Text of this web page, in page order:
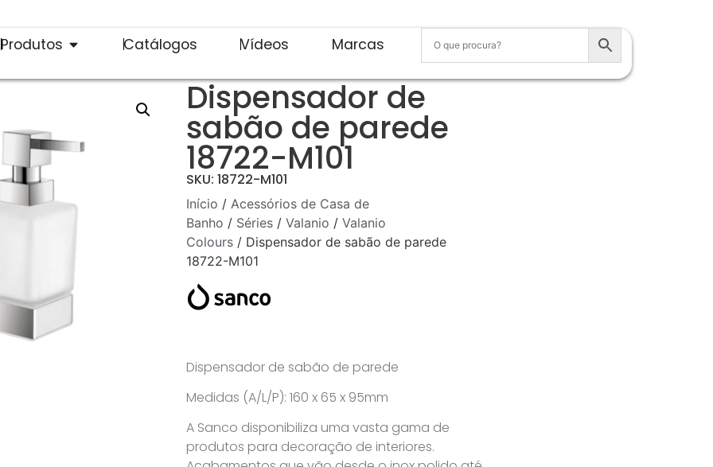
Produtos Catálogos Vídeos Marcas
Dispensador de
sabão de parede
18722-M101
SKU: 18722-M101
Início / Acessórios de Casa de
Banho / Séries/ Valanio / Valanio
Colours/ Dispensador de sabão de parede
18722-M101
Dispensador de sabão de parede
Medidas (A/L/P): 160 x 65 x 95mm
A Sanco disponibiliza uma vasta gama de
produtos para decoração de interiores.